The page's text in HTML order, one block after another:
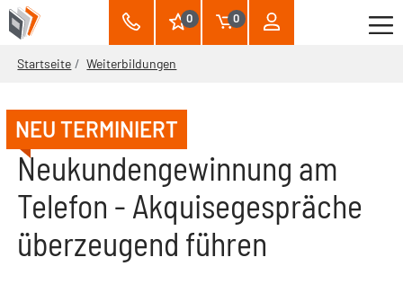
0 0
Startseite Weiterbildungen
NEU TERMINIERT
Neukundengewinnung am
Telefon - Akquisegespräche
überzeugend führen